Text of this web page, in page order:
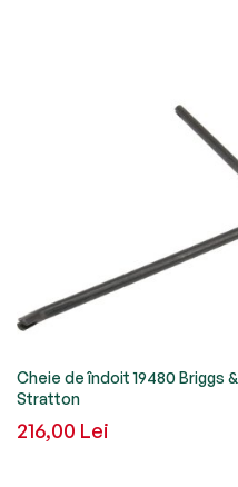
Cheie de îndoit 19480 Briggs &
Stratton
216,00 Lei